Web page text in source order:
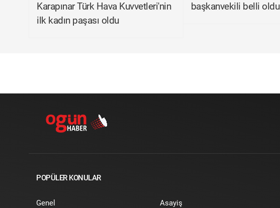
Karapınar Türk Hava Kuvvetleri'nin
ilk kadın paşası oldu
başkanvekili belli oldu
POPÜLER KONULAR
Genel
Asayiş